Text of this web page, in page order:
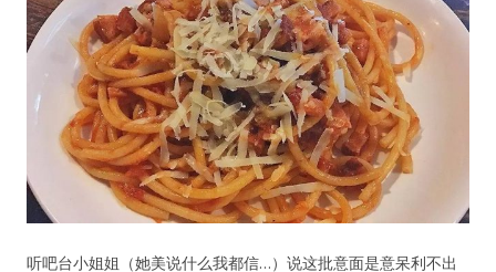
听吧台小姐姐（她美说什么我都信…）说这批意面是意呆利不出